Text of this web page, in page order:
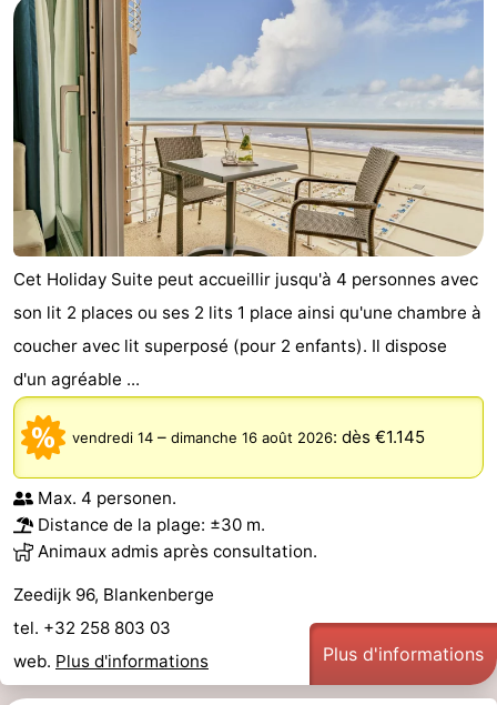
Cet Holiday Suite peut accueillir jusqu'à 4 personnes avec
son lit 2 places ou ses 2 lits 1 place ainsi qu'une chambre à
coucher avec lit superposé (pour 2 enfants). Il dispose
d'un agréable ...
vendredi 14 – dimanche 16 août 2026: dès €1.145
Max. 4 personen.
Distance de la plage: ±30 m.
Animaux admis après consultation.
Zeedijk 96, Blankenberge
tel. +32 258 803 03
web. Plus d'informations Plus d'informations